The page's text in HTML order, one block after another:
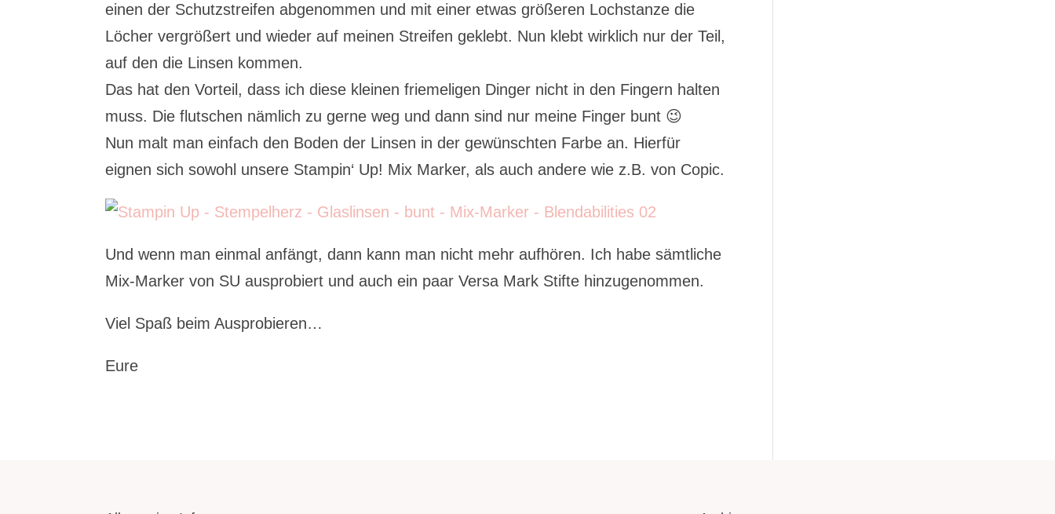
einen der Schutzstreifen abgenommen und mit einer etwas größeren Lochstanze die
Löcher vergrößert und wieder auf meinen Streifen geklebt. Nun klebt wirklich nur der Teil,
auf den die Linsen kommen.
Das hat den Vorteil, dass ich diese kleinen friemeligen Dinger nicht in den Fingern halten
muss. Die flutschen nämlich zu gerne weg und dann sind nur meine Finger bunt 😉
Nun malt man einfach den Boden der Linsen in der gewünschten Farbe an. Hierfür
eignen sich sowohl unsere Stampin‘ Up! Mix Marker, als auch andere wie z.B. von Copic.
Und wenn man einmal anfängt, dann kann man nicht mehr aufhören. Ich habe sämtliche
Mix-Marker von SU ausprobiert und auch ein paar Versa Mark Stifte hinzugenommen.
Viel Spaß beim Ausprobieren…
Eure